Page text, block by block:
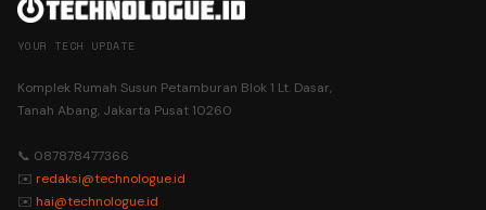
YOUR TECH UPDATE
Komplek Rumah Susun Petamburan Blok 1 Lt. Dasar,
Tanah Abang, Jakarta Pusat 10260
📞 087878477366
✉️ redaksi@technologue.id
✉️ hai@technologue.id